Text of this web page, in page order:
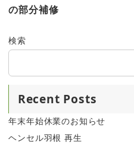
の部分補修
検索
Recent Posts
年末年始休業のお知らせ
ヘンセル羽根 再生